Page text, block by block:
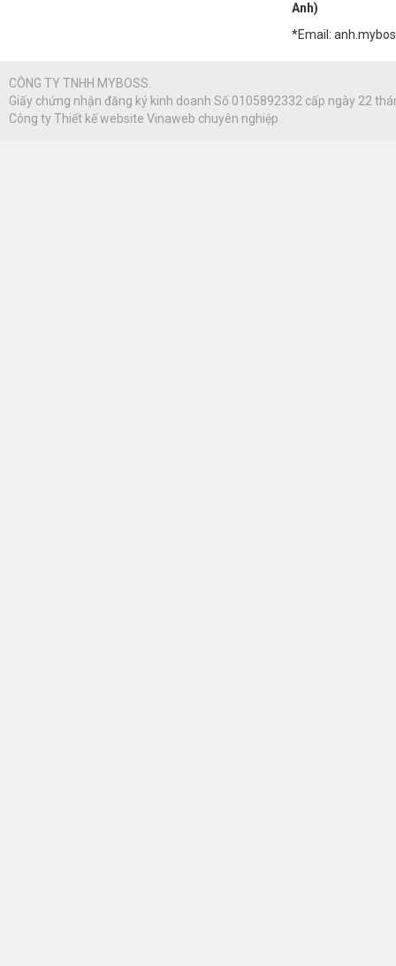
Anh)
*Email:
CÔNG TY TNHH MYBOSS.
Giấy chứng nhận đăng ký kinh doanh Số 0105892332 cấp ngày 22
Công tyThiết kế website Vinaweb chuyên nghiệp